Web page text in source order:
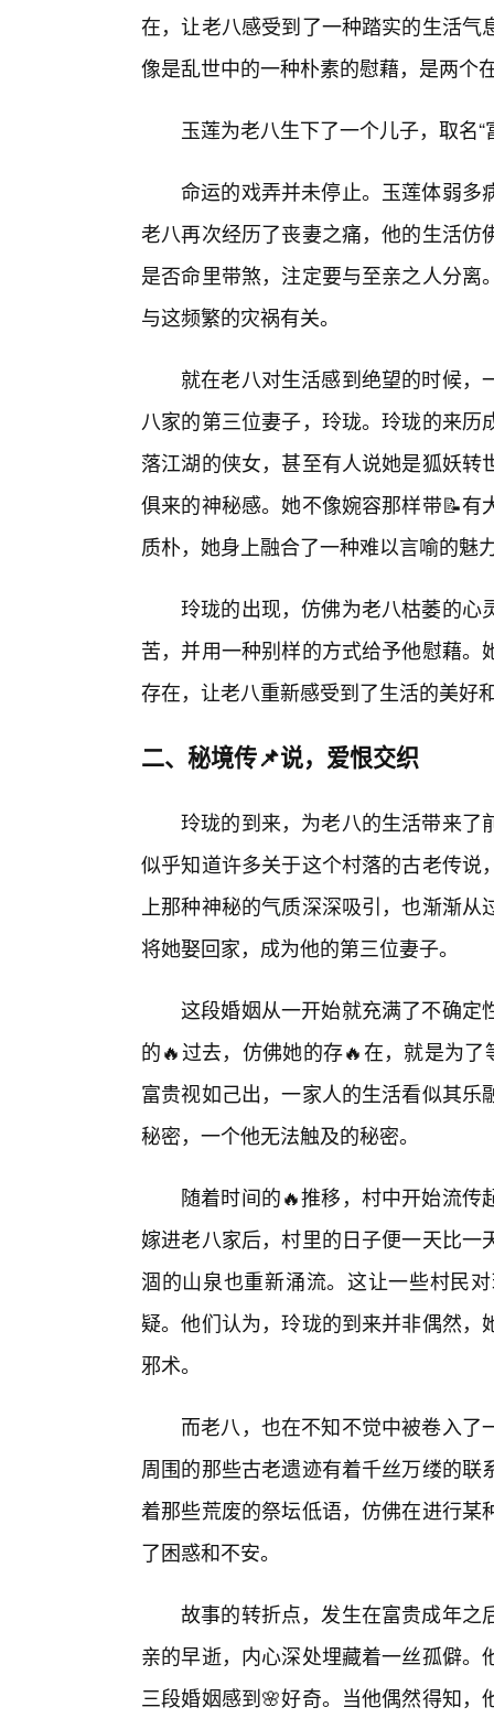
在，让老八感受到了一种踏实的生活
像是乱世中的一种朴素的慰藉，是两个
玉莲为老八生下了一个儿子，取名
命运的戏弄并未停止。玉莲体弱多
老八再次经历了丧妻之痛，他的生活
是否命里带煞，注定要与至亲之人分
与这频繁的灾祸有关。
就在老八对生活感到绝望的时候
八家的第三位妻子，玲珑。玲珑的来
落江湖的侠女，甚至有人说她是狐妖
俱来的神秘感。她不像婉容那样带📝
质朴，她身上融合了一种难以言喻的魅
玲珑的出现，仿佛为老八枯萎的心
苦，并用一种别样的方式给予他慰藉
存在，让老八重新感受到了生活的美好
二、秘境传📌说，爱恨交织
玲珑的到来，为老八的生活带来了
似乎知道许多关于这个村落的古老传
上那种神秘的气质深深吸引，也渐渐
将她娶回家，成为他的第三位妻子。
这段婚姻从一开始就充满了不确定
的🔥过去，仿佛她的存🔥在，就是为
富贵视如己出，一家人的生活看似其
秘密，一个他无法触及的秘密。
随着时间的🔥推移，村中开始流
嫁进老八家后，村里的日子便一天比
涸的山泉也重新涌流。这让一些村民
疑。他们认为，玲珑的到来并非偶然
邪术。
而老八，也在不知不觉中被卷入
周围的那些古老遗迹有着千丝万缕的
着那些荒废的祭坛低语，仿佛在进行
了困惑和不安。
故事的转折点，发生在富贵成年之
亲的早逝，内心深处埋藏着一丝孤僻
三段婚姻感到🌸好奇。当他偶然得知